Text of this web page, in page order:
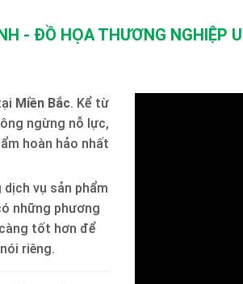
- ĐỒ HỌA THƯƠNG NGHIỆP
Miền Bắc. Kể từ
ngừng nỗ lực,
hoàn hảo nhất
vụ sản phẩm
những phương
tốt hơn để
riêng.